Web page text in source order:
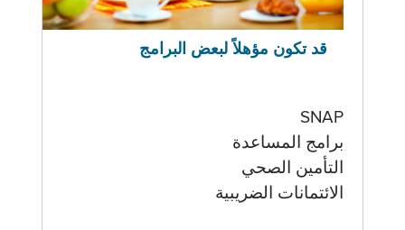
قد تكون مؤهلاً لبعض البرامج
SNAP
برامج المساعدة
التأمين الصحي
الائتمانات الضريبية